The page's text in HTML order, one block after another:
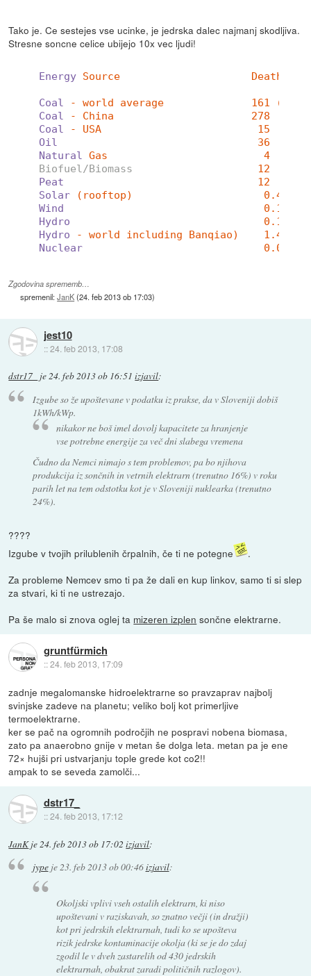
Tako je. Ce sestejes vse ucinke, je jedrska dalec najmanj skodljiva.
Stresne soncne celice ubijejo 10x vec ljudi!
Energy Source                     Death Rate
Coal
- world average              161 (26%
Coal
- China                      278
Coal
- USA                         15
Oil
36
Natural Gas                         4  (21%
Biofuel/Biomass
12
Peat
12
Solar
(rooftop)                     0.44 (less
Wind
0.15
Hydro
0.10
Hydro
- world including Banqiao)    1.4
Nuclear
0.04
Zgodovina sprememb…
spremenil:JanK(24. feb 2013 ob 17:03)
jest10
::24. feb 2013, 17:08
dstr17_ je24. feb 2013 ob 16:51 izjavil:
Izgube so že upoštevane v podatku iz prakse, da v Sloveniji dobiš
1kWh/kWp.
nikakor ne boš imel dovolj kapacitete za hranjenje
vse potrebne energije za več dni slabega vremena
Čudno da Nemci nimajo s tem problemov, pa bo njihova
produkcija iz sončnih in vetrnih elektrarn (trenutno 16%) v roku
parih let na tem odstotku kot je v Sloveniji nuklearka (trenutno
24%).
????
Izgube v tvojih prilublenih črpalnih, če ti ne potegne
.
Za probleme Nemcev smo ti pa že dali en kup linkov, samo ti si slep
za stvari, ki ti ne ustrezajo.
Pa še malo si znova oglej ta mizeren izplen sončne elektrarne.
gruntfürmich
::24. feb 2013, 17:09
zadnje megalomanske hidroelektrarne so pravzaprav najbolj
svinjske zadeve na planetu; veliko bolj kot primerljive
termoelektrarne.
ker se pač na ogromnih področjih ne pospravi nobena biomasa,
zato pa anaerobno gnije v metan še dolga leta. metan pa je ene
72× hujši pri ustvarjanju tople grede kot co2!!
ampak to se seveda zamolči...
dstr17_
::24. feb 2013, 17:12
JanKje24. feb 2013 ob 17:02 izjavil:
jypeje23. feb 2013 ob 00:46izjavil:
Okoljski vplivi vseh ostalih elektrarn, ki niso
upoštevani v raziskavah, so znatno večji (in dražji)
kot pri jedrskih elektrarnah, tudi ko se upošteva
rizik jedrske kontaminacije okolja (ki se je do zdaj
zgodil le v dveh zastarelih od 430 jedrskih
elektrarnah, obakrat zaradi političnih razlogov).